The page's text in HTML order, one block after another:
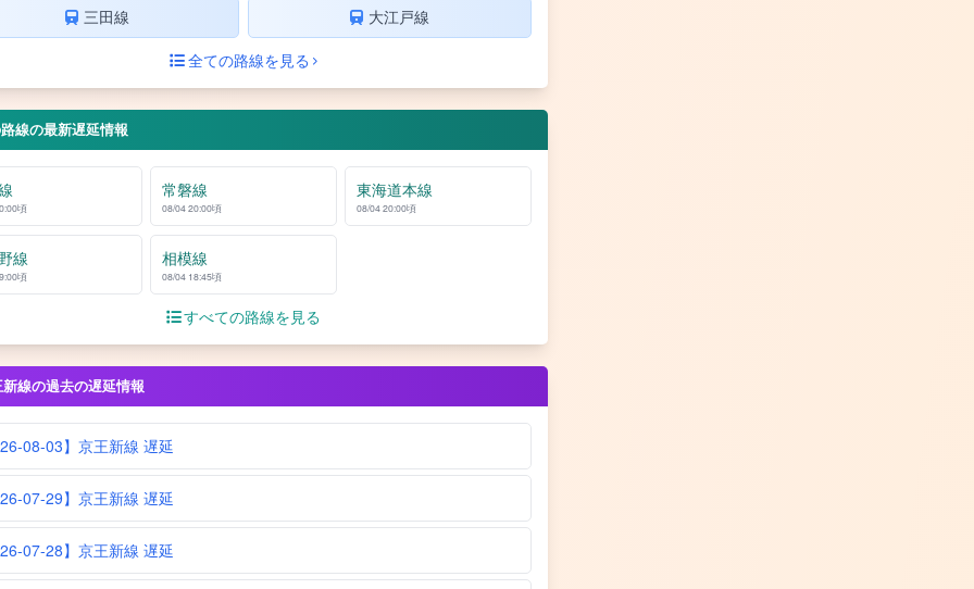
三田線
大江戸線
全ての路線を見る
線の最新遅延情報
頃
常磐線
08/04 20:00頃
東海道本線
08/04 20:00頃
線
頃
相模線
08/04 18:45頃
すべての路線を見る
線の過去の遅延情報
08-03】京王新線 遅延
07-29】京王新線 遅延
07-28】京王新線 遅延